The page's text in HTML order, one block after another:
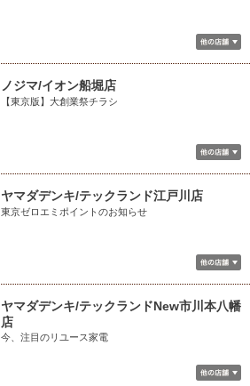
ノジマ/イオン船堀店
【東京版】大創業祭チラシ
ヤマダデンキ/テックランド江戸川店
東京ゼロエミポイントのお知らせ
ヤマダデンキ/テックランドNew市川本八幡
店
今、注目のリユース家電